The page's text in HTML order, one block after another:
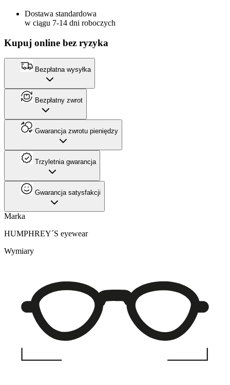
Dostawa standardowa
w ciągu 7-14 dni roboczych
Kupuj online bez ryzyka
Bezpłatna wysyłka
Bezpłatny zwrot
Gwarancja zwrotu pieniędzy
Trzyletnia gwarancja
Gwarancja satysfakcji
Marka
HUMPHREY´S eyewear
Wymiary